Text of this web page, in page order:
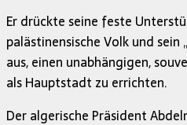
Er drückte seine feste
palästinensische Volk und sein
aus, einen unabhängigen,
als Hauptstadt zu errichten.
Der algerische Präsident